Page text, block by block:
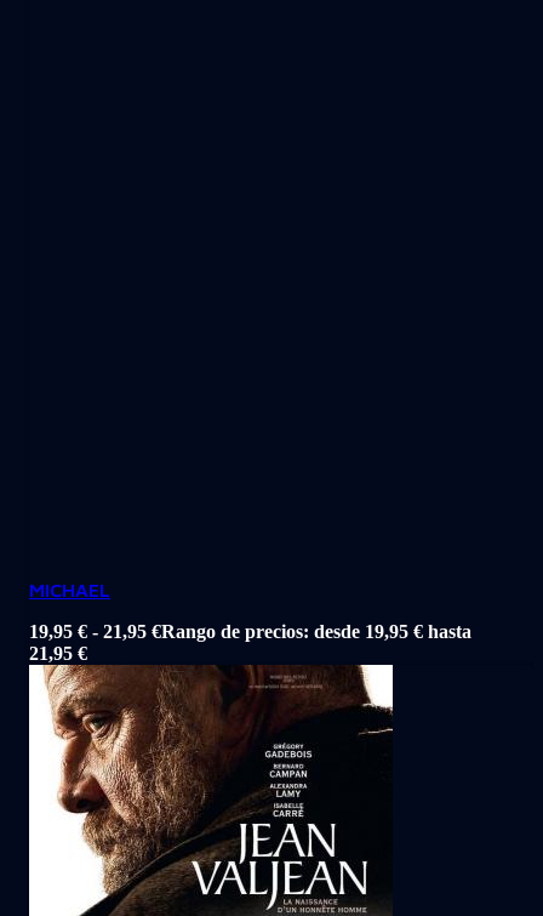
MICHAEL
19,95 € - 21,95 €Rango de precios: desde 19,95 € hasta
21,95 €